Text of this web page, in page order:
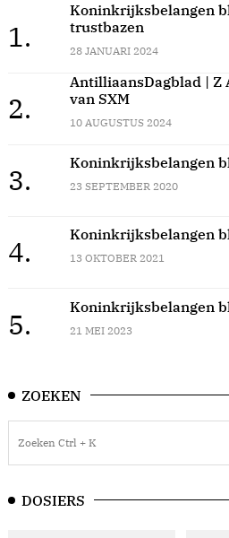
1.
Koninkrijksbelangen
trustbazen
28 JANUARI 2024
2.
AntilliaansDagblad |
van SXM
10 AUGUSTUS 2024
3.
Koninkrijksbelangen
23 SEPTEMBER 2020
4.
Koninkrijksbelangen
13 OKTOBER 2021
5.
Koninkrijksbelangen
21 MEI 2023
ZOEKEN
DOSIERS